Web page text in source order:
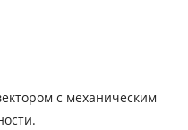
с механическим